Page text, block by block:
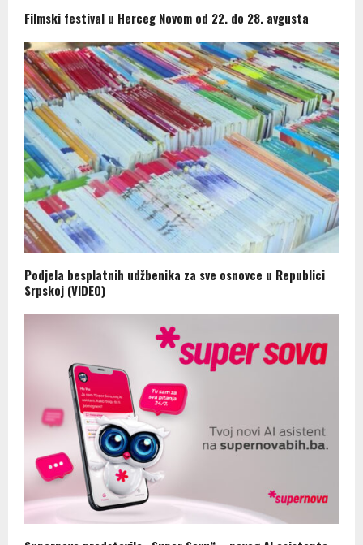
Filmski festival u Herceg Novom od 22. do 28. avgusta
Podjela besplatnih udžbenika za sve osnovce u Republici
Srpskoj (VIDEO)